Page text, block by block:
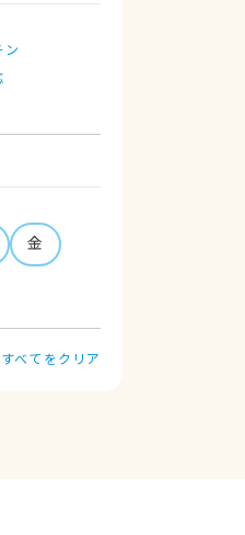
ン
金
すべてをクリア